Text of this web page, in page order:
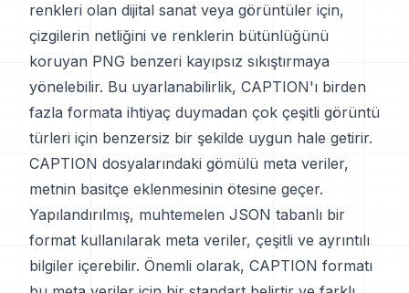
renkleri olan dijital sanat veya görüntüler için,
çizgilerin netliğini ve renklerin bütünlüğünü
koruyan PNG benzeri kayıpsız sıkıştırmaya
yönelebilir. Bu uyarlanabilirlik, CAPTION'ı birden
fazla formata ihtiyaç duymadan çok çeşitli görüntü
türleri için benzersiz bir şekilde uygun hale getirir.
CAPTION dosyalarındaki gömülü meta veriler,
metnin basitçe eklenmesinin ötesine geçer.
Yapılandırılmış, muhtemelen JSON tabanlı bir
format kullanılarak meta veriler, çeşitli ve ayrıntılı
bilgiler içerebilir. Önemli olarak, CAPTION formatı